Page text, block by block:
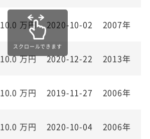
10.0 万円 2020-10-02 2007年
10.0万円 2020-12-22 2013年
10.0 万円 2019-11-27 2006年
10.0 万円 2020-10-04 2006年